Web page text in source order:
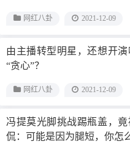
网红八卦 2021-12-09
由主播转型明星，还想开
“贪心”？
网红八卦 2021-12-09
冯提莫光脚挑战踢瓶盖，
侃：可能是因为腿短，你怎